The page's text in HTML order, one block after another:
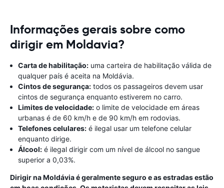
Informações gerais sobre como
dirigir em Moldavia?
Carta de habilitação: uma carteira de habilitação válida de
qualquer país é aceita na Moldávia.
Cintos de segurança: todos os passageiros devem usar
cintos de segurança enquanto estiverem no carro.
Limites de velocidade: o limite de velocidade em áreas
urbanas é de 60 km/h e de 90 km/h em rodovias.
Telefones celulares: é ilegal usar um telefone celular
enquanto dirige.
Álcool: é ilegal dirigir com um nível de álcool no sangue
superior a 0,03%.
Dirigir na Moldávia é geralmente seguro e as estradas estão